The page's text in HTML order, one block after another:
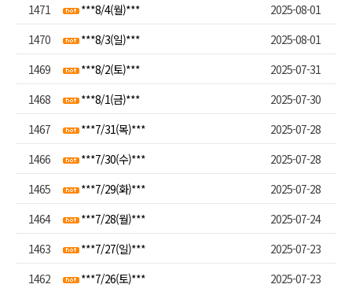
1471
***8/4(월)***
2025-08-01
1470
***8/3(일)***
2025-08-01
1469
***8/2(토)***
2025-07-31
1468
***8/1(금)***
2025-07-30
1467
***7/31(목)***
2025-07-28
1466
***7/30(수)***
2025-07-28
1465
***7/29(화)***
2025-07-28
1464
***7/28(월)***
2025-07-24
1463
***7/27(일)***
2025-07-23
1462
***7/26(토)*** 2025-07-23